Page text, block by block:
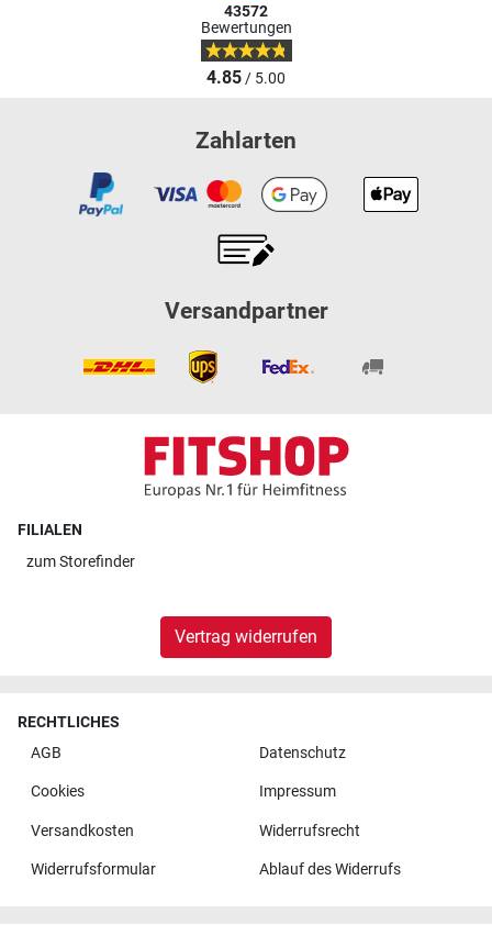
43572
Bewertungen
4.85/ 5.00
Zahlarten
Versandpartner
FILIALEN
zumStorefinder
Vertrag widerrufen
RECHTLICHES
AGB
Datenschutz
Cookies Impressum
Versandkosten Widerrufsrecht
Widerrufsformular Ablauf des Widerrufs